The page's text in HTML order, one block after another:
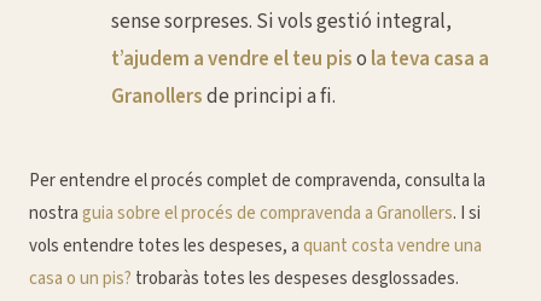
sense sorpreses. Si vols gestió integral,
t’ajudem a vendre el teu piso la teva casa a
Granollersde principi a fi.
Per entendre el procés complet de compravenda, consulta la
nostraguia sobre el procés de compravenda a Granollers. I si
vols entendre totes les despeses, aquant costa vendre una
casa o un pis? trobaràs totes les despeses desglossades.